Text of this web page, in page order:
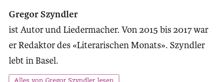
Gregor Szyndler
ist Autor und Liedermacher. Von 2015 bis 2017 war
er Redaktor des «Literarischen Monats». Szyndler
lebt in Basel.